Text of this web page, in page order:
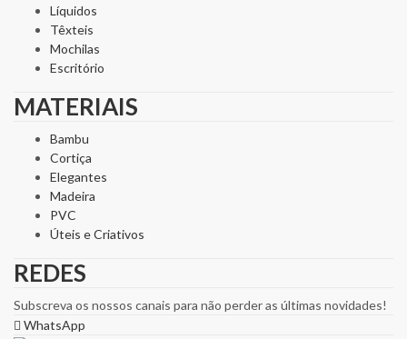
Líquidos
Têxteis
Mochilas
Escritório
MATERIAIS
Bambu
Cortiça
Elegantes
Madeira
PVC
Úteis e Criativos
REDES
Subscreva os nossos canais para não perder as últimas novidades!
WhatsApp